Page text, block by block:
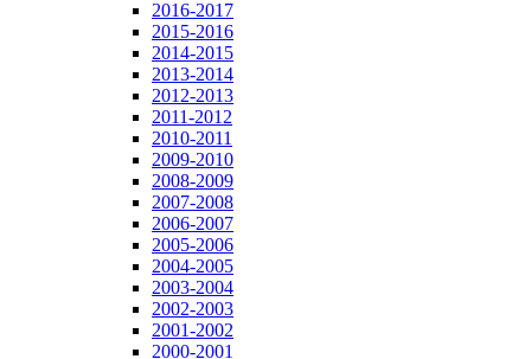
2016-2017
2015-2016
2014-2015
2013-2014
2012-2013
2011-2012
2010-2011
2009-2010
2008-2009
2007-2008
2006-2007
2005-2006
2004-2005
2003-2004
2002-2003
2001-2002
2000-2001